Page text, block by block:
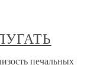
печальных